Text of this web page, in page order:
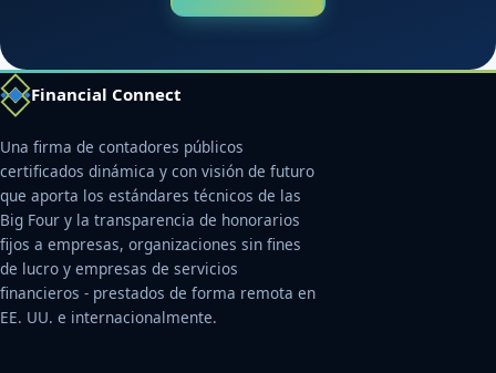
Financial Connect
Una firma de contadores públicos
certificados dinámica y con visión de futuro
que aporta los estándares técnicos de las
Big Four y la transparencia de honorarios
fijos a empresas, organizaciones sin fines
de lucro y empresas de servicios
financieros - prestados de forma remota en
EE. UU. e internacionalmente.